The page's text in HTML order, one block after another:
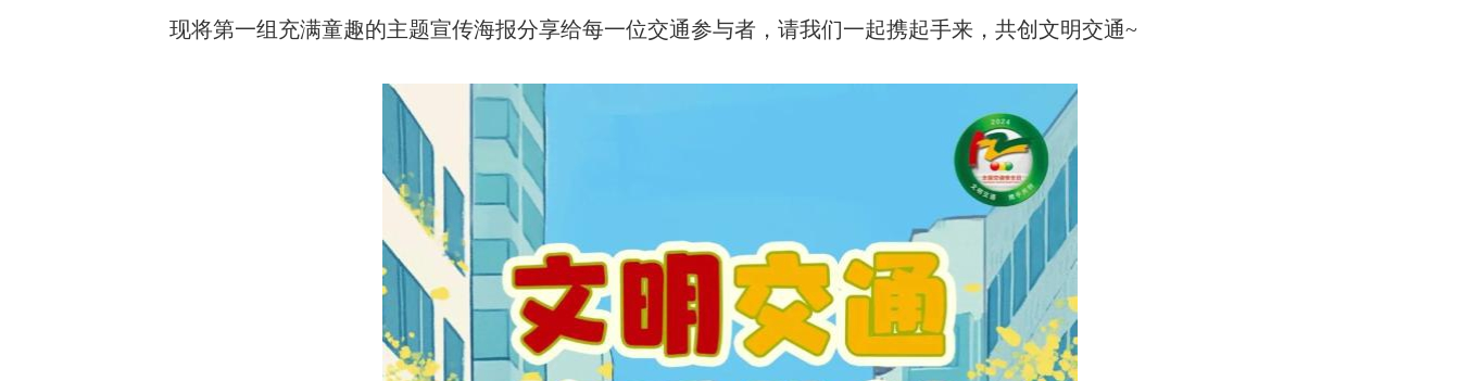
现将第一组充满童趣的主题宣传海报分享给每一位交通参与者，请我们一起携起手来，共创文明交通~